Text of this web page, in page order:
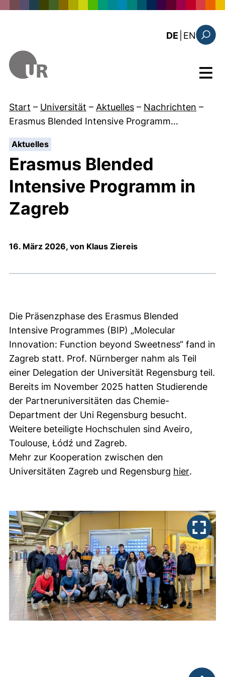
DE EN: this
Menü
Start – Universität – Aktuelles – Nachrichten –
Erasmus Blended Intensive Programm…
Aktuelles:
Erasmus Blended
Intensive Programm in
Zagreb
16. März 2026, von Klaus Ziereis
Die Präsenzphase des Erasmus Blended
Intensive Programmes (BIP) „Molecular
Innovation: Function beyond Sweetness“ fand in
Zagreb statt. Prof. Nürnberger nahm als Teil
einer Delegation der Universität Regensburg teil.
Bereits im November 2025 hatten Studierende
der Partneruniversitäten das Chemie-
Department der Uni Regensburg besucht.
Weitere beteiligte Hochschulen sind Aveiro,
Toulouse, Łódź und Zagreb.
Mehr zur Kooperation zwischen den
Universitäten Zagreb und Regensburg hier.